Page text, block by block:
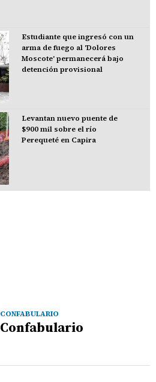
Estudiante que ingresó con un
arma de fuego al 'Dolores
Moscote' permanecerá bajo
detención provisional
Levantan nuevo puente de
$900 mil sobre el río
Perequeté en Capira
CONFABULARIO
Confabulario